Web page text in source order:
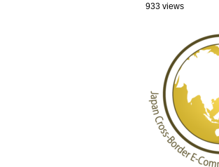
933 views